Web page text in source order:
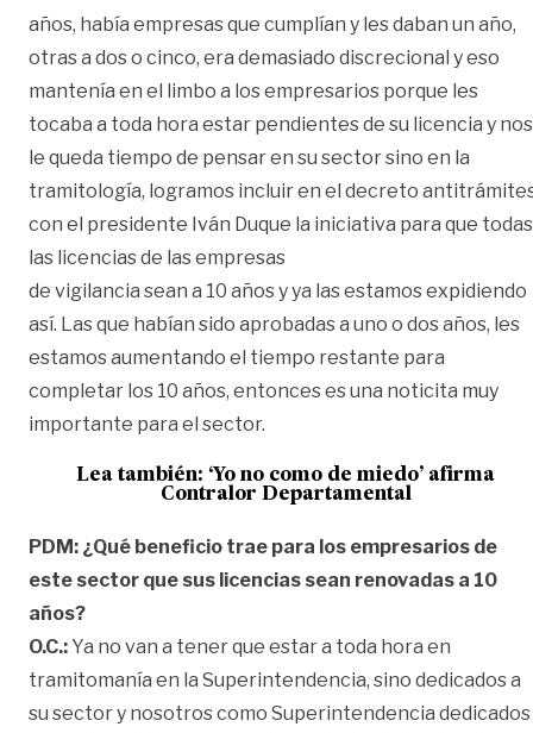
años, había empresas que cumplían y les daban un año,
otras a dos o cinco, era demasiado discrecional y eso
mantenía en el limbo a los empresarios porque les
tocaba a toda hora estar pendientes de su licencia y nos
le queda tiempo de pensar en su sector sino en la
tramitología, logramos incluir en el decreto
con el presidente Iván Duque la iniciativa para que todas
las licencias de las empresas
de vigilancia sean a 10 años y ya las estamos expidiendo
así. Las que habían sido aprobadas a uno o dos años, les
estamos aumentando el tiempo restante para
completar los 10 años, entonces es una noticita muy
importante para el sector.
Lea también: ‘Yo no como de miedo’ afirma
Contralor Departamental
PDM: ¿Qué beneficio trae para los empresarios de
este sector que sus licencias sean renovadas a 10
años?
O.C.:Ya no van a tener que estar a toda hora en
tramitomanía en la Superintendencia, sino dedicados a
su sector y nosotros como Superintendencia dedicados